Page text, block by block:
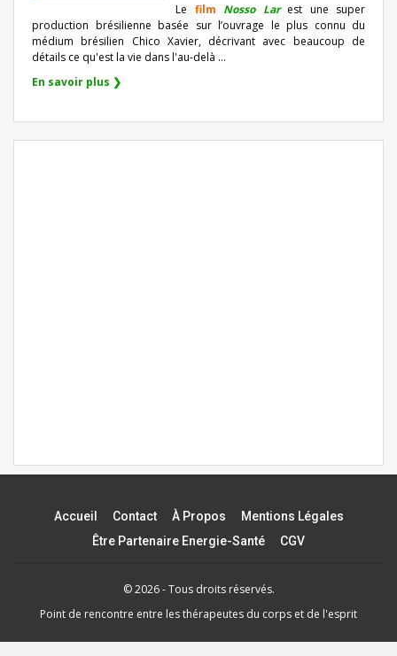
Le film Nosso Lar est une super
production brésilienne basée sur l’ouvrage le plus connu du
médium brésilien Chico Xavier, décrivant avec beaucoup de
détails ce qu'est la vie dans l'au-delà ...
En savoir plus ❯
Accueil Contact À Propos
Mentions Légales
Être Partenaire Energie-Santé
CGV
© 2026 - Tous droits réservés.
Point de rencontre entre les thérapeutes du corps et de l'esprit